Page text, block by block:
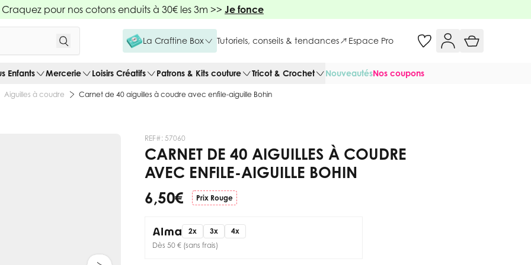
Craquez pour nos cotons enduits à 30€ les 3m >> Je fonce
La Craftine Box Tutoriels, conseils & tendances Espace Pro
Enfants Mercerie Loisirs Créatifs Patrons & Kits couture Tricot & Crochet NouveautésNos coupons
Aiguilles à coudre Carnet de 40 aiguilles à coudre avec enfile-aiguille Bohin
REF#: 57060
CARNET DE 40 AIGUILLES À COUDRE
AVEC ENFILE-AIGUILLE BOHIN
6,50 €
Prix Rouge
2x 3x
4x
Dès 50 € (sans frais)